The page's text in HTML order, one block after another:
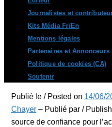
Journalistes et
Kits Média Fr/En
Mentions légales
Partenaires et Annonceurs
Politique de cookies (CA)
Soutenir
Publié le / Posted on 14/06/
Chayer – Publié par /
source de confiance pour